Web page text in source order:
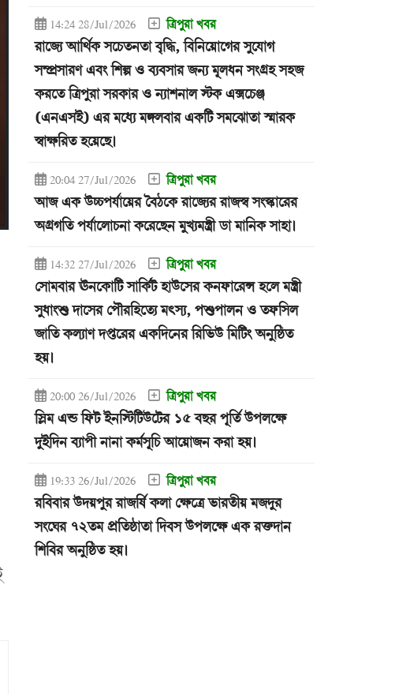
14:24 28/Jul/2026 ত্রিপুরা খবর
রাজ্যে আর্থিক সচেতনতা বৃদ্ধি, বিনিয়োগের সুযোগ
সম্প্রসারণ এবং শিল্প ও ব্যবসার জন্য মূলধন সংগ্রহ সহজ
করতে ত্রিপুরা সরকার ও ন্যাশনাল স্টক এক্সচেঞ্জ
(এনএসই) এর মধ্যে মঙ্গলবার একটি সমঝোতা স্মারক
স্বাক্ষরিত হয়েছে।
20:04 27/Jul/2026 ত্রিপুরা খবর
আজ এক উচ্চপর্যায়ের বৈঠকে রাজ্যের রাজস্ব সংস্কারের
অগ্রগতি পর্যালোচনা করেছেন মুখ্যমন্ত্রী ডা মানিক সাহা।
14:32 27/Jul/2026 ত্রিপুরা খবর
সোমবার ঊনকোটি সার্কিট হাউসের কনফারেন্স হলে মন্ত্রী
সুধাংশু দাসের পৌরহিত্যে মৎস্য, পশুপালন ও তফসিল
জাতি কল্যাণ দপ্তরের একদিনের রিভিউ মিটিং অনুষ্ঠিত
হয়।
20:00 26/Jul/2026 ত্রিপুরা খবর
স্লিম এন্ড ফিট ইনস্টিটিউটের ১৫ বছর পূর্তি উপলক্ষে
দুইদিন ব্যাপী নানা কর্মসূচি আয়োজন করা হয়।
19:33 26/Jul/2026 ত্রিপুরা খবর
রবিবার উদয়পুর রাজর্ষি কলা ক্ষেত্রে ভারতীয় মজদুর
সংঘের ৭২তম প্রতিষ্ঠাতা দিবস উপলক্ষে এক রক্তদান
শিবির অনুষ্ঠিত হয়।